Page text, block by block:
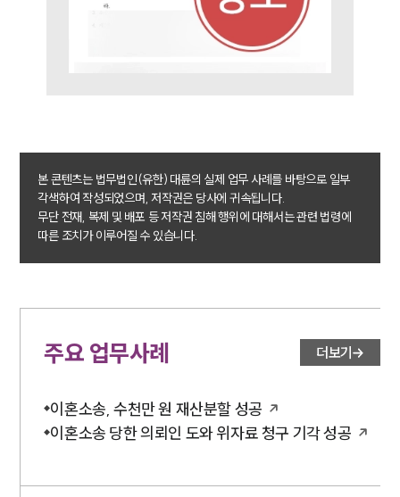
상간자위자료계산기
소식/자료
언론보도
공지사항
법률 블로그
법률서식
세미나
대륜법률상담예약
대륜법률상담예약
본 콘텐츠는 법무법인(유한) 대륜의 실제 업무 사례를 바탕으로 일부
각색하여 작성되었으며, 저작권은 당사에 귀속됩니다.
무단 전재, 복제 및 배포 등 저작권 침해 행위에 대해서는 관련 법령에
따른 조치가 이루어질 수 있습니다.
주요 업무사례 더보기
이혼소송, 수천만 원 재산분할 성공
이혼소송 당한 의뢰인 도와 위자료 청구 기각 성공